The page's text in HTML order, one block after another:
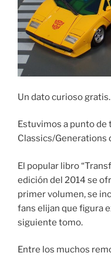
Un dato curioso gratis.
Estuvimos a punto de
Classics/Generations
El popular libro
edición del 2014 se
primer volumen, se
fans elijan que figura
siguiente tomo.
Entre los muchos